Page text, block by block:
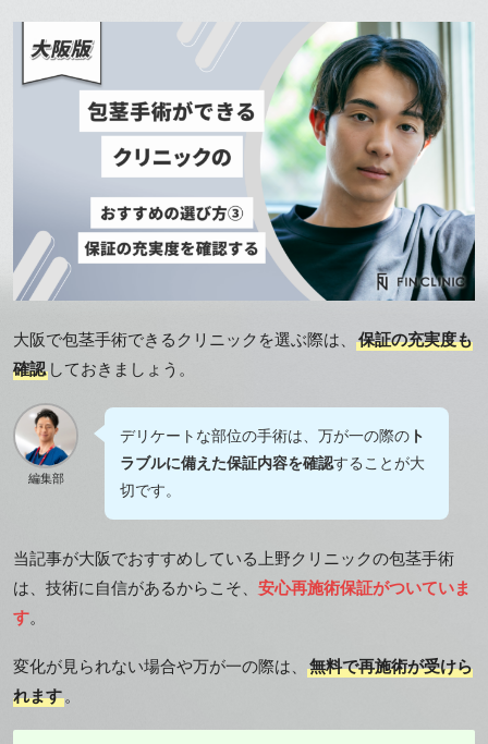
大阪で包茎手術できるクリニックを選ぶ際は、
保証の充実度も
確認 しておきましょう。
編集部
デリケートな部位の手術は、万が一の際の ト
ラブルに備えた保証内容を確認することが大
切です。
当記事が大阪でおすすめしている上野クリニックの包茎手術
は、技術に自信があるからこそ、 安心再施術保証がついていま
す。
変化が見られない場合や万が一の際は、
無料で再施術が受けら
れます 。